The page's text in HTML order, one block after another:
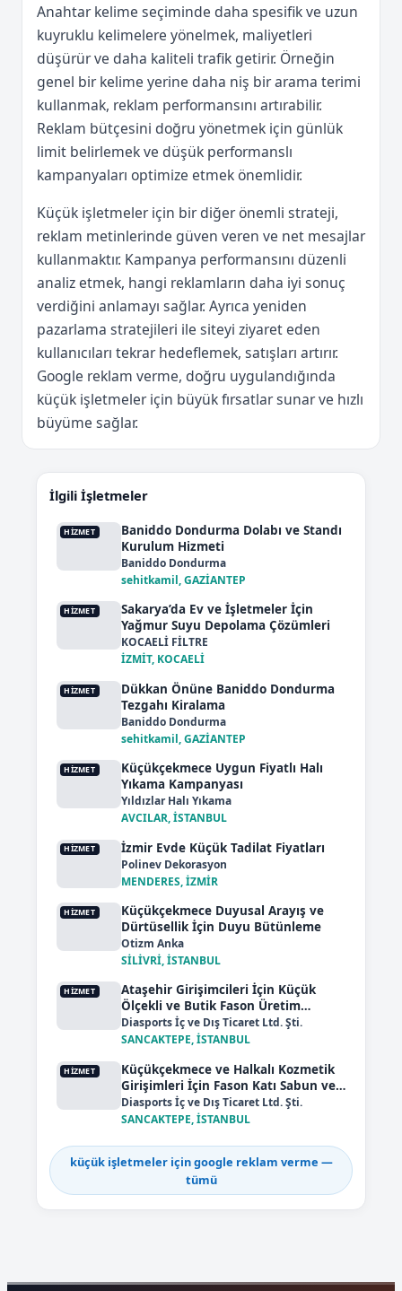
Anahtar kelime seçiminde daha spesifik ve uzun
kuyruklu kelimelere yönelmek, maliyetleri
düşürür ve daha kaliteli trafik getirir. Örneğin
genel bir kelime yerine daha niş bir arama terimi
kullanmak, reklam performansını artırabilir.
Reklam bütçesini doğru yönetmek için günlük
limit belirlemek ve düşük performanslı
kampanyaları optimize etmek önemlidir.
Küçük işletmeler için bir diğer önemli strateji,
reklam metinlerinde güven veren ve net mesajlar
kullanmaktır. Kampanya performansını düzenli
analiz etmek, hangi reklamların daha iyi sonuç
verdiğini anlamayı sağlar. Ayrıca yeniden
pazarlama stratejileri ile siteyi ziyaret eden
kullanıcıları tekrar hedeflemek, satışları artırır.
Google reklam verme, doğru uygulandığında
küçük işletmeler için büyük fırsatlar sunar ve hızlı
büyüme sağlar.
İlgili İşletmeler
HIZMET
Baniddo Dondurma Dolabı ve Standı
Kurulum Hizmeti
Baniddo Dondurma
sehitkamil, GAZİANTEP
HIZMET
Sakarya’da Ev ve İşletmeler İçin
Yağmur Suyu Depolama Çözümleri
KOCAELİ FİLTRE
İZMİT, KOCAELİ
HIZMET
Dükkan Önüne Baniddo Dondurma
Tezgahı Kiralama
Baniddo Dondurma
sehitkamil, GAZİANTEP
HIZMET
Küçükçekmece Uygun Fiyatlı Halı
Yıkama Kampanyası
Yıldızlar Halı Yıkama
AVCILAR, İSTANBUL
HIZMET İzmir Evde Küçük Tadilat Fiyatları
Polinev Dekorasyon
MENDERES, İZMİR
HIZMET
Küçükçekmece Duyusal Arayış ve
Dürtüsellik İçin Duyu Bütünleme
Otizm Anka
SİLİVRİ, İSTANBUL
HIZMET
Ataşehir Girişimcileri İçin Küçük
Ölçekli ve Butik Fason Üretim
Seçenekleri
Diasports İç ve Dış Ticaret Ltd. Şti.
SANCAKTEPE, İSTANBUL
HIZMET
Küçükçekmece ve Halkalı Kozmetik
Girişimleri İçin Fason Katı Sabun ve
Doğal Kozmetik İmalatı
Diasports İç ve Dış Ticaret Ltd. Şti.
SANCAKTEPE, İSTANBUL
küçük işletmeler için google reklam verme —
tümü